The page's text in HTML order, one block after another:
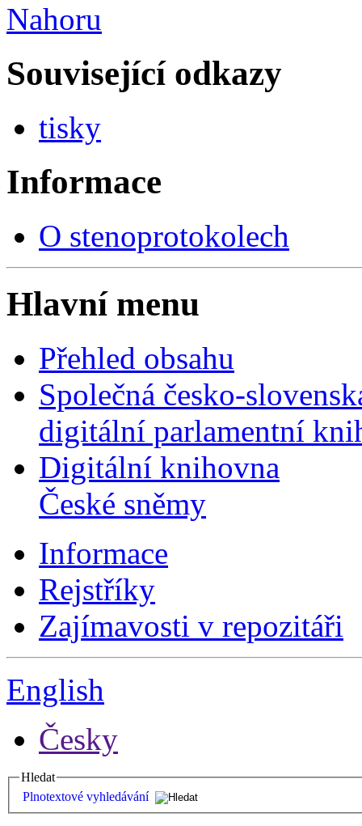
Nahoru
Související odkazy
tisky
Informace
O stenoprotokolech
Hlavní menu
Přehled obsahu
Společná česko-
digitální parlamentní
Digitální knihovna
České sněmy
Informace
Rejstříky
Zajímavosti v repozitáři
English
Česky
Hledat
Plnotextové vyhledávání